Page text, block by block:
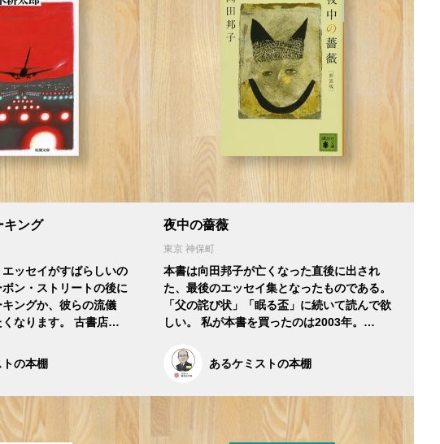
キング
ッセイがすばらしいの
ン・ストリートの後に
ングか、彼らの流儀
くなります。 古書店…
の本棚
夜中の薔薇
東京 神保町
本書は向田邦子が亡くなった直後に出され
た、最後のエッセイ集となったものである。
「父の詫び状」「眠る盃」に続いて読んで欲
しい。 私が本書を買ったのは2003年。…
あるケミストの本棚